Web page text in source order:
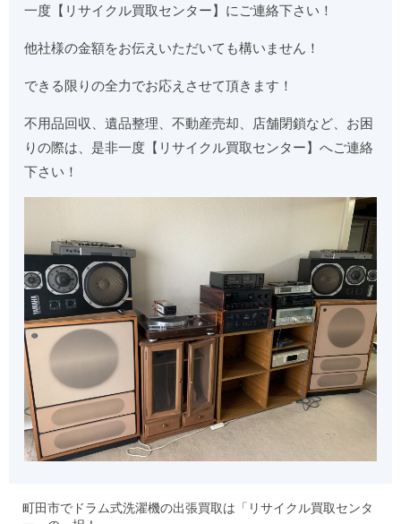
一度【リサイクル買取センター】にご連絡下さい！
他社様の金額をお伝えいただいても構いません！
できる限りの全力でお応えさせて頂きます！
不用品回収、遺品整理、不動産売却、店舗閉鎖など、お困
りの際は、是非一度【リサイクル買取センター】へご連絡
下さい！
町田市でドラム式洗濯機の出張買取は「リサイクル買取センタ